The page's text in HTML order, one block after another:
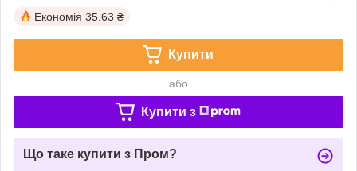
Економія 35.63 ₴
Купити
або
Купити з
Що таке купити з Пром?